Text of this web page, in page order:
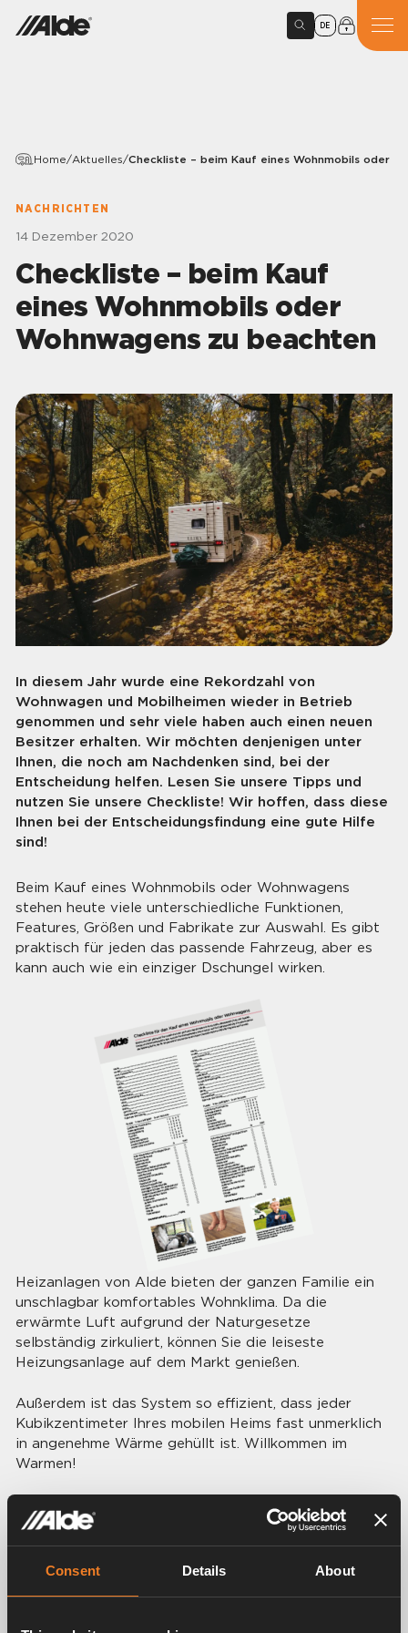
Consent Details About
DE
Home/Aktuelles/Checkliste – beim Kauf eines Wohnmobils oder
NACHRICHTEN
14 Dezember 2020
Checkliste – beim Kauf
eines Wohnmobils oder
Wohnwagens zu beachten
In diesem Jahr wurde eine Rekordzahl von
Wohnwagen und Mobilheimen wieder in Betrieb
genommen und sehr viele haben auch einen neuen
Besitzer erhalten. Wir möchten denjenigen unter
Ihnen, die noch am Nachdenken sind, bei der
Entscheidung helfen. Lesen Sie unsere Tipps und
nutzen Sie unsere Checkliste! Wir hoffen, dass diese
Ihnen bei der Entscheidungsfindung eine gute Hilfe
sind!
Beim Kauf eines Wohnmobils oder Wohnwagens
stehen heute viele unterschiedliche Funktionen,
Features, Größen und Fabrikate zur Auswahl. Es gibt
praktisch für jeden das passende Fahrzeug, aber es
kann auch wie ein einziger Dschungel wirken.
Heizanlagen von Alde bieten der ganzen Familie ein
unschlagbar komfortables Wohnklima. Da die
erwärmte Luft aufgrund der Naturgesetze
selbständig zirkuliert, können Sie die leiseste
Heizungsanlage auf dem Markt genießen.
Außerdem ist das System so effizient, dass jeder
Kubikzentimeter Ihres mobilen Heims fast unmerklich
in angenehme Wärme gehüllt ist. Willkommen im
Warmen!
gelangen. Nehmen Sie gern mit uns
Kontaktauf, falls
Sie weitere Fragen zu Alde Heizsystem haben.